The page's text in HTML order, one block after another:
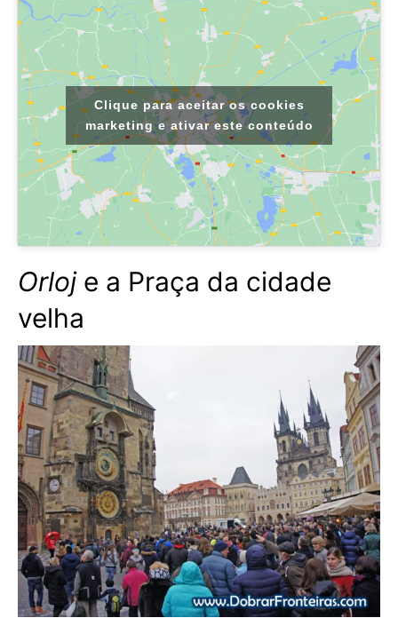
Clique para aceitar os cookies
marketing e ativar este conteúdo
Orloje a Praça da cidade
velha